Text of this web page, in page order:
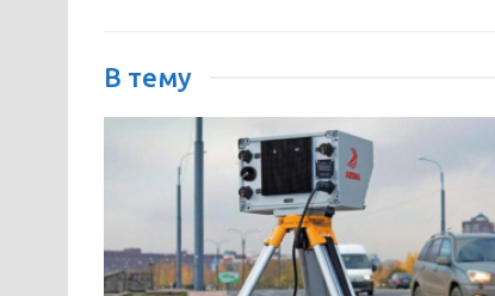
В тему